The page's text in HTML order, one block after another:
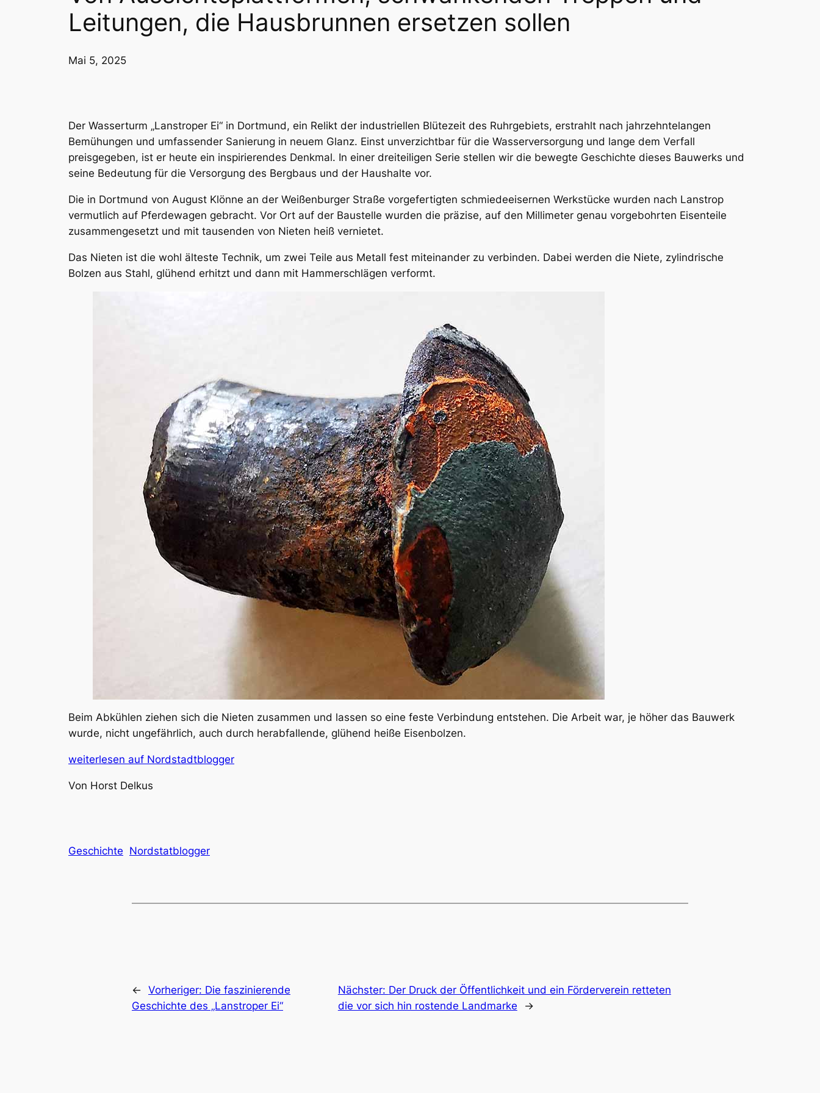
Leitungen, die Hausbrunnen ersetzen sollen
Mai 5, 2025
Der Wasserturm „Lanstroper Ei“ in Dortmund, ein Relikt der industriellen Blütezeit des Ruhrgebiets, erstrahlt nach jahrzehntelangen
Bemühungen und umfassender Sanierung in neuem Glanz. Einst unverzichtbar für die Wasserversorgung und lange dem Verfall
preisgegeben, ist er heute ein inspirierendes Denkmal. In einer dreiteiligen Serie stellen wir die bewegte Geschichte dieses Bauwerks und
seine Bedeutung für die Versorgung des Bergbaus und der Haushalte vor.
Die in Dortmund von August Klönne an der Weißenburger Straße vorgefertigten schmiedeeisernen Werkstücke wurden nach Lanstrop
vermutlich auf Pferdewagen gebracht. Vor Ort auf der Baustelle wurden die präzise, auf den Millimeter genau vorgebohrten Eisenteile
zusammengesetzt und mit tausenden von Nieten heiß vernietet.
Das Nieten ist die wohl älteste Technik, um zwei Teile aus Metall fest miteinander zu verbinden. Dabei werden die Niete, zylindrische
Bolzen aus Stahl, glühend erhitzt und dann mit Hammerschlägen verformt.
Beim Abkühlen ziehen sich die Nieten zusammen und lassen so eine feste Verbindung entstehen. Die Arbeit war, je höher das Bauwerk
wurde, nicht ungefährlich, auch durch herabfallende, glühend heiße Eisenbolzen.
weiterlesen auf Nordstadtblogger
Von Horst Delkus
Geschichte Nordstatblogger
← Vorheriger: Die faszinierende
Geschichte des „Lanstroper Ei“
Nächster: Der Druck der Öffentlichkeit und ein Förderverein retteten
die vor sich hin rostende Landmarke
→